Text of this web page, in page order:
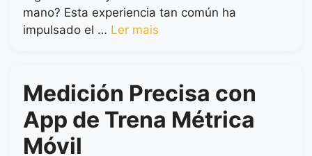
mano? Esta experiencia tan común ha
impulsado el … Ler mais
Medición Precisa con
App de Trena Métrica
Móvil